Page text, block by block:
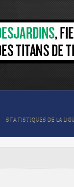
STATISTIQUES DE LA